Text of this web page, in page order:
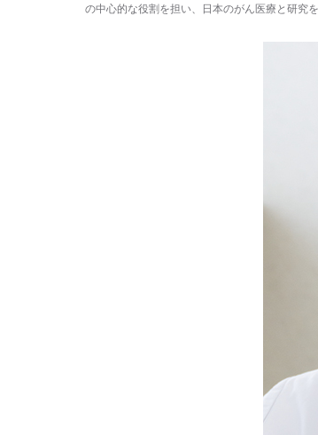
の中心的な役割を担い、日本のがん医療と研究